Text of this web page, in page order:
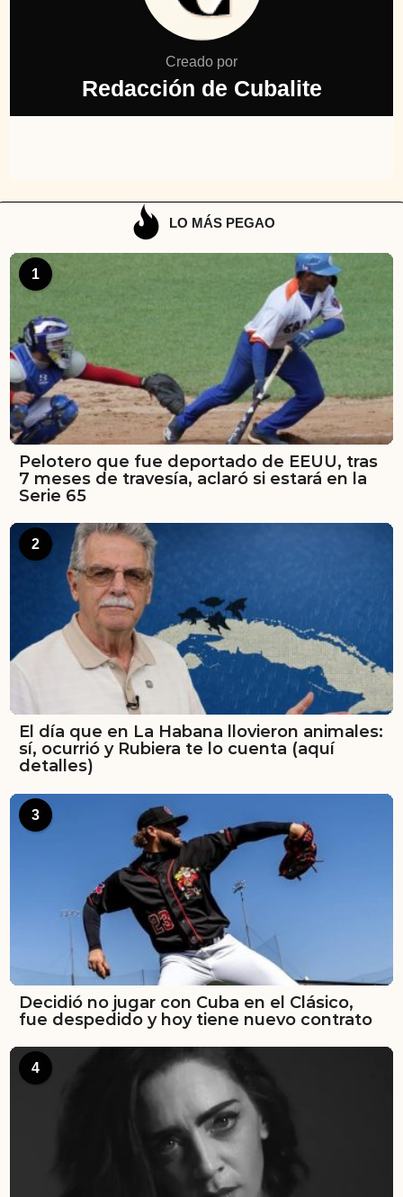
Creado por
Redacción de Cubalite
LO MÁS PEGAO
1
Pelotero que fue deportado de EEUU, tras
7 meses de travesía, aclaró si estará en la
Serie 65
2
El día que en La Habana llovieron animales:
sí, ocurrió y Rubiera te lo cuenta (aquí
detalles)
3
Decidió no jugar con Cuba en el Clásico,
fue despedido y hoy tiene nuevo contrato
4